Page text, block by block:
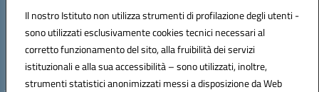
Il nostro Istituto non utilizza strumenti di profilazione degli utenti -
sono utilizzati esclusivamente cookies tecnici necessari al
corretto funzionamento del sito, alla fruibilità dei servizi
istituzionali e alla sua accessibilità – sono utilizzati, inoltre,
strumenti statistici anonimizzati messi a disposizione da Web
Codice fiscale: 93034560610
Codice meccanografico:CEPM03000D
Codice Indice delle Pubbliche Amministrazioni (IPA): istsc_cepm03000d
Codice unico di fatturazione (CUF): UF7IYN